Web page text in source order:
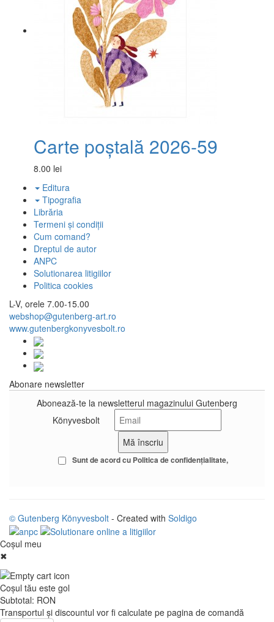
Carte poștală 2026-59
8.00 lei
Editura
Tipografia
Librăria
Termeni și condiții
Cum comand?
Dreptul de autor
ANPC
Solutionarea litigiilor
Politica cookies
L-V, orele 7.00-15.00
webshop@gutenberg-art.ro
www.gutenbergkonyvesbolt.ro
Abonare newsletter
Abonează-te la newsletterul magazinului Gutenberg
Könyvesbolt
Sunt de acord cu Politica de confidenţialitate
© Gutenberg Könyvesbolt - Created with Soldigo
Coşul meu
✖
Coşul tău este gol
Subtotal: RON
Transportul şi discountul vor fi calculate pe pagina de comandă